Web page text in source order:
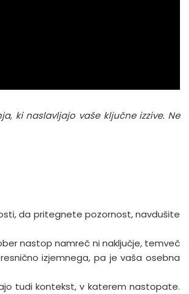
ki naslavljajo vaše ključne izzive. Ne
da pritegnete pozornost, navdušite
nastop namreč ni naključje, temveč
izjemnega, pa je vaša osebna
tudi kontekst, v katerem nastopate.